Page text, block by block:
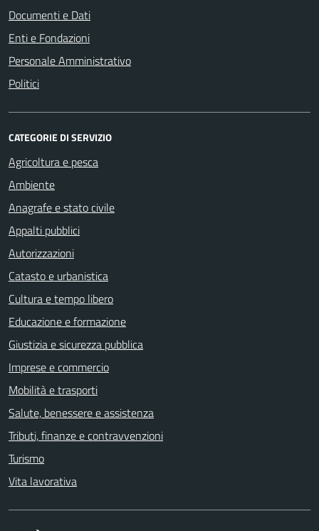
Documenti e Dati
Enti e Fondazioni
Personale Amministrativo
Politici
CATEGORIE DI SERVIZIO
Agricoltura e pesca
Ambiente
Anagrafe e stato civile
Appalti pubblici
Autorizzazioni
Catasto e urbanistica
Cultura e tempo libero
Educazione e formazione
Giustizia e sicurezza pubblica
Imprese e commercio
Mobilità e trasporti
Salute, benessere e assistenza
Tributi, finanze e contravvenzioni
Turismo
Vita lavorativa